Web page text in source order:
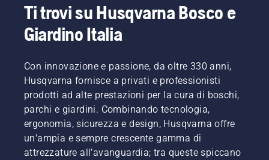
Ti trovi su Husqvarna Bosco e
Giardino Italia
Con innovazione e passione, da oltre 330 anni,
Husqvarna fornisce a privati e professionisti
prodotti ad alte prestazioni per la cura di boschi,
parchi e giardini. Combinando tecnologia,
ergonomia, sicurezza e design, Husqvarna offre
un'ampia e sempre crescente gamma di
attrezzature all’avanguardia; tra queste spiccano